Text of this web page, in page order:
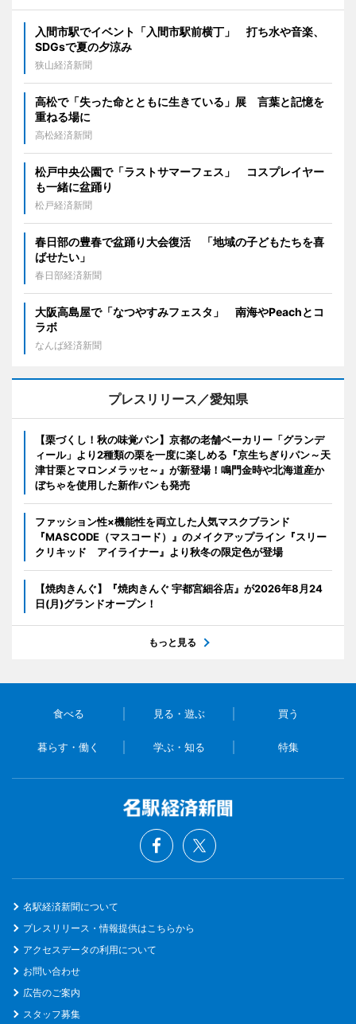
入間市駅でイベント「入間市駅前横丁」 打ち水や音楽、
SDGsで夏の夕涼み
狭山経済新聞
高松で「失った命とともに生きている」展 言葉と記憶を
重ねる場に
高松経済新聞
松戸中央公園で「ラストサマーフェス」 コスプレイヤー
も一緒に盆踊り
松戸経済新聞
春日部の豊春で盆踊り大会復活 「地域の子どもたちを喜
ばせたい」
春日部経済新聞
大阪高島屋で「なつやすみフェスタ」 南海やPeachとコ
ラボ
なんば経済新聞
プレスリリース／愛知県
【栗づくし！秋の味覚パン】京都の老舗ベーカリー「グランデ
ィール」より2種類の栗を一度に楽しめる『京生ちぎりパン～天
津甘栗とマロンメラッセ～』が新登場！鳴門金時や北海道産か
ぼちゃを使用した新作パンも発売
ファッション性×機能性を両立した人気マスクブランド
『MASCODE（マスコード）』のメイクアップライン『スリー
クリキッド アイライナー』より秋冬の限定色が登場
【焼肉きんぐ】『焼肉きんぐ 宇都宮細谷店』が2026年8月24
日(月)グランドオープン！
もっと見る
食べる 見る・遊ぶ 買う
暮らす・働く 学ぶ・知る 特集
名駅経済新聞について
プレスリリース・情報提供はこちらから
アクセスデータの利用について
お問い合わせ
広告のご案内
スタッフ募集